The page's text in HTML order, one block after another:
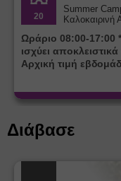
20
Summer
Ωράριο 08:00-17:00 * Η προσφορά
ισχύει
Αρχική τιμή
Διάβασε